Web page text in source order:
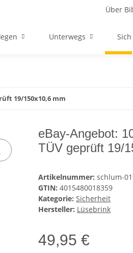
Über
Unterwegs
19/150x10,6 mm
eBay-Angebot:
TÜV geprüft 19/
Artikelnummer: schlum-
GTIN: 4015480018359
Kategorie: Sicherheit
Hersteller: Lüsebrink
49,95 €